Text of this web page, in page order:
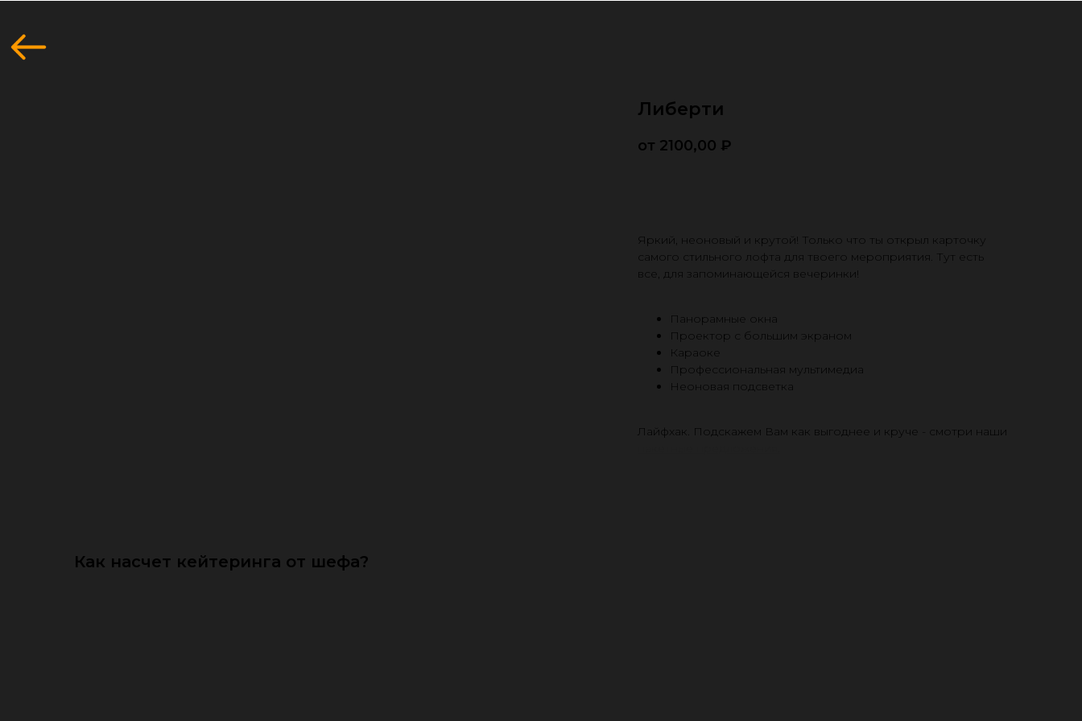
Либерти
2100,00 ₽
Яркий, неоновый и крутой! Только что ты открыл карточку
самого стильного лофта для твоего мероприятия. Тут есть
все, для запоминающейся вечеринки!
Панорамные окна
Проектор с большим экраном
Караоке
Профессиональная мультимедиа
Неоновая подсветка
Лайфхак. Подскажем Вам как выгоднее и круче - смотри наши
Как насчет кейтеринга от шефа?